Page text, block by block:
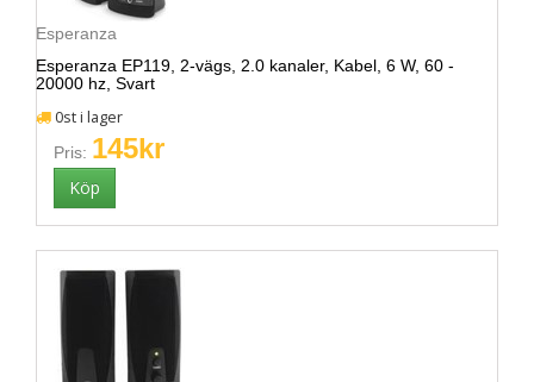
Esperanza
Esperanza EP119, 2-vägs, 2.0 kanaler, Kabel, 6 W, 60 -
20000 hz, Svart
0st i lager
Pris: 145kr